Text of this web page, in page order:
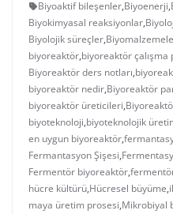
Biyoaktif bileşenler,Biyoenerji,
Biyokimyasal reaksiyonlar,
Biyolojik süreçler,
biyoreaktör,biyoreaktör çalışma
Biyoreaktör ders notları,
biyoreaktör nedir,Biyoreaktör
biyoreaktör üreticileri,
biyoteknoloji,biyoteknolojik
en uygun biyoreaktör,
Fermantasyon Şişesi,
Fermentör biyoreaktör,
hücre kültürü,Hücresel büyüme,
maya üretim prosesi,Mikrobiyal